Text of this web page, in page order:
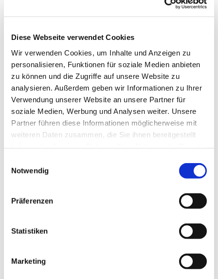
Diese Webseite verwendet Cookies
Wir verwenden Cookies, um Inhalte und Anzeigen zu
personalisieren, Funktionen für soziale Medien anbieten
zu können und die Zugriffe auf unsere Website zu
analysieren. Außerdem geben wir Informationen zu Ihrer
Verwendung unserer Website an unsere Partner für
soziale Medien, Werbung und Analysen weiter. Unsere
Partner führen diese Informationen möglicherweise mit
weiteren Daten zusammen, die Sie ihnen bereitgestellt
Notwendig
Präferenzen
Statistiken
Marketing
Dies könnte Sie auch
interessieren